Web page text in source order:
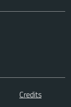
Credits